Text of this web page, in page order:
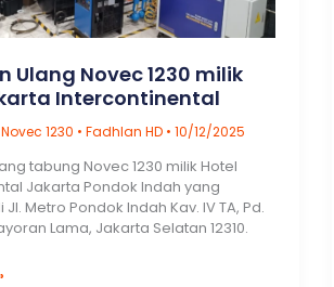
Ulang Novec 1230 milik
Intercontinental
1230 • Fadhlan HD • 10/12/2025
tabung Novec 1230 milik Hotel
Jakarta Pondok Indah yang
Metro Pondok Indah Kav. IV TA, Pd.
Lama, Jakarta Selatan 12310.